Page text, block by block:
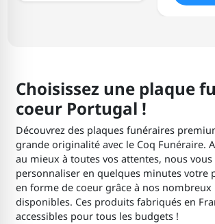
Choisissez une plaque
coeur Portugal !
Découvrez des plaques funéraires
grande originalité avec le Coq Funéraire.
au mieux à toutes vos attentes, nous
personnaliser en quelques minutes votre
en forme de coeur grâce à nos nombreux
disponibles. Ces produits fabriqués en
accessibles pour tous les budgets !